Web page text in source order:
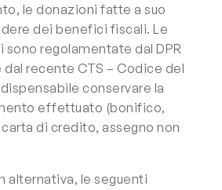
le donazioni fatte a suo
dei benefici fiscali. Le
regolamentate dal DPR
dal recente CTS – Codice del
conservare la
effettuato (bonifico,
di credito, assegno non
alternativa, le seguenti